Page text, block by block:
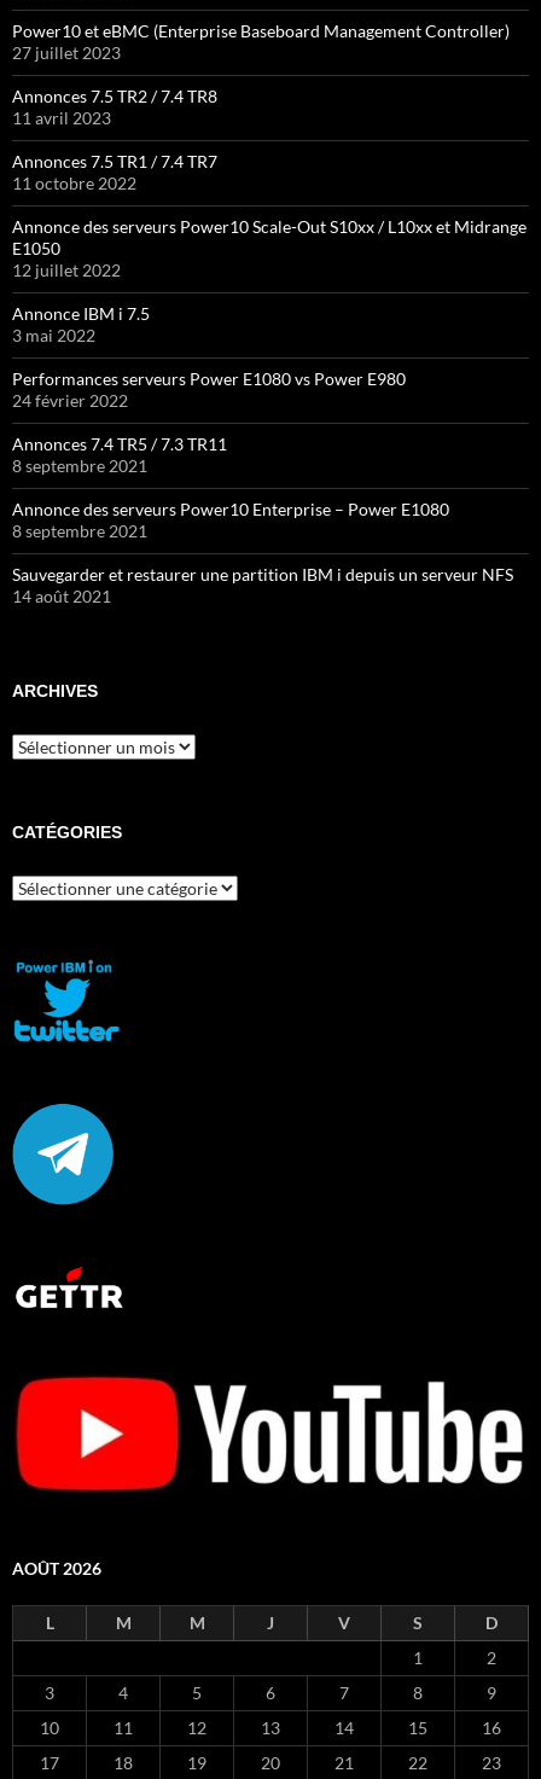
Power10 et eBMC (Enterprise Baseboard Management Controller)
27 juillet 2023
Annonces 7.5 TR2 / 7.4 TR8
11 avril 2023
Annonces 7.5 TR1 / 7.4 TR7
11 octobre 2022
Annonce des serveurs Power10 Scale-Out S10xx / L10xx et Midrange
E1050
12 juillet 2022
Annonce IBM i 7.5
3 mai 2022
Performances serveurs Power E1080 vs Power E980
24 février 2022
Annonces 7.4 TR5 / 7.3 TR11
8 septembre 2021
Annonce des serveurs Power10 Enterprise – Power E1080
8 septembre 2021
Sauvegarder et restaurer une partition IBM i depuis un serveur NFS
14 août 2021
ARCHIVES
Archives
CATÉGORIES
Catégories
AOÛT 2026
L M M J V S
D
1
2
3
4 5 6 7 8
9
10
11 12 13 14 15
16
17
18 19 20 21 22 23